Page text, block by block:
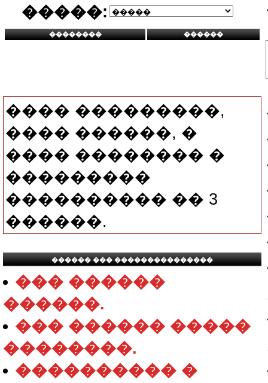
�����:
���� ���������,
���� ������, �
���� �������� �
���������
���������� �� 3
������.
������ ��� ���������������
��� ������
������.
��� ������ �����
��������.
���������� �